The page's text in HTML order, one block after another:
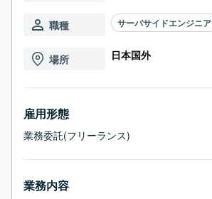
職種 サーバサイドエンジニア
場所 日本国外
雇用形態
業務委託(フリーランス)
業務内容